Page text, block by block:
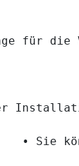
für
• Sie